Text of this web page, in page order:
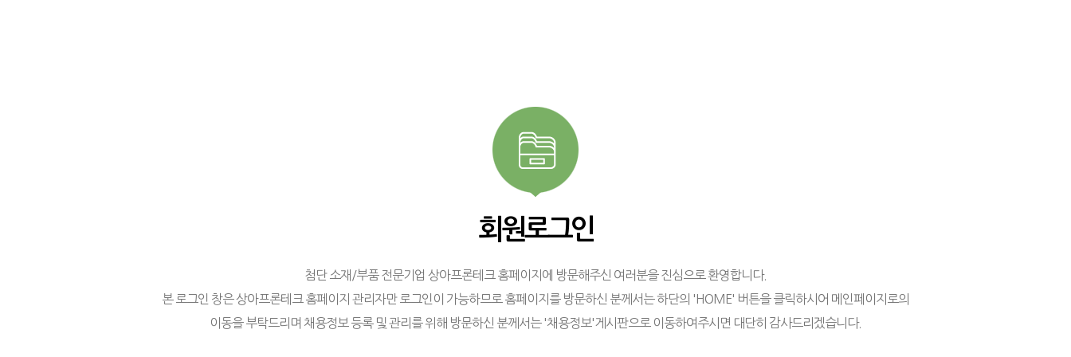
회원로그인
첨단 소재/부품 전문기업 상아프론테크 홈페이지에 방문해주신 여러분을 진심으로 환영합니다.
본 로그인 창은 상아프론테크 홈페이지 관리자만 로그인이 가능하므로 홈페이지를 방문하신 분께서는 하단의 'HOME' 버튼을 클릭하시어 메인페이지로의
이동을 부탁드리며 채용정보 등록 및 관리를 위해 방문하신 분께서는 '채용정보'게시판으로 이동하여주시면 대단히 감사드리겠습니다.